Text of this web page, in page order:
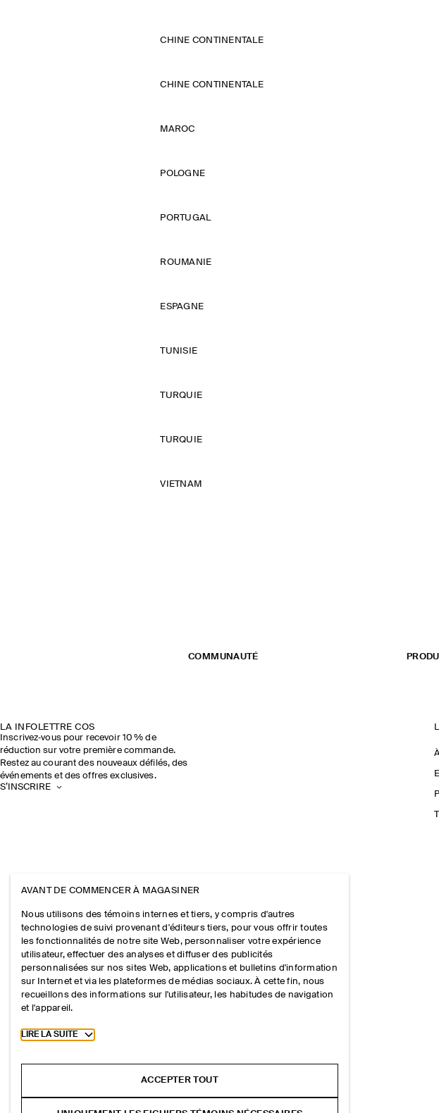
CHINE CONTINENTALE
CHINE CONTINENTALE
MAROC
POLOGNE
PORTUGAL
ROUMANIE
ESPAGNE
TUNISIE
TURQUIE
TURQUIE
VIETNAM
COMMUNAUTÉ
LA INFOLETTRE COS
Inscrivez‑vous pour recevoir 10 % de
réduction sur votre première commande.
Restez au courant des nouveaux défilés, des
événements et des offres exclusives.
S’INSCRIRE
AVANT DE COMMENCER À MAGASINER
Nous utilisons des témoins internes et tiers, y compris d'autres
technologies de suivi provenant d'éditeurs tiers, pour vous offrir toutes
les fonctionnalités de notre site Web, personnaliser votre expérience
utilisateur, effectuer des analyses et diffuser des publicités
personnalisées sur nos sites Web, applications et bulletins d'information
sur Internet et via les plateformes de médias sociaux. À cette fin, nous
recueillons des informations sur l'utilisateur, les habitudes de navigation
et l'appareil.
Toggle more cookie information
LIRE LA SUITE
ACCEPTER TOUT